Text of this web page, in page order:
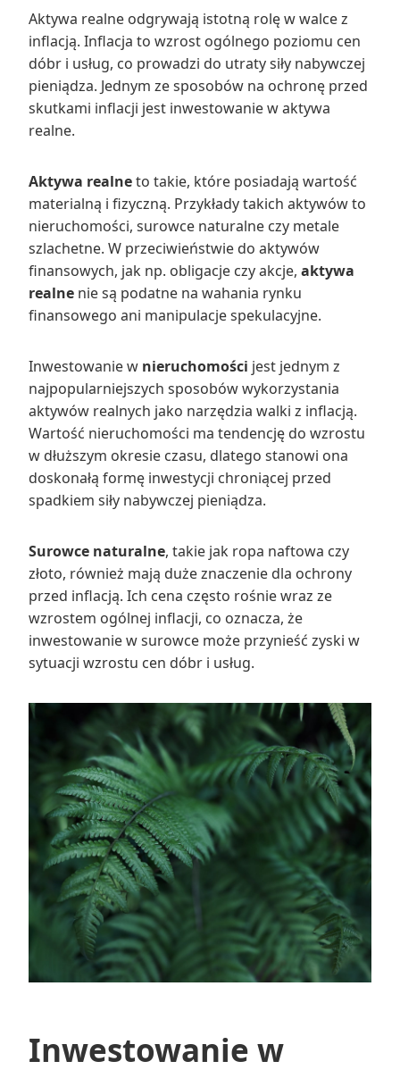
Aktywa realne odgrywają istotną rolę w walce z
inflacją. Inflacja to wzrost ogólnego poziomu cen
dóbr i usług, co prowadzi do utraty siły nabywczej
pieniądza. Jednym ze sposobów na ochronę przed
skutkami inflacji jest inwestowanie w aktywa
realne.
Aktywa realneto takie, które posiadają wartość
materialną i fizyczną. Przykłady takich aktywów to
nieruchomości, surowce naturalne czy metale
szlachetne. W przeciwieństwie do aktywów
finansowych, jak np. obligacje czy akcje, aktywa
realne nie są podatne na wahania rynku
finansowego ani manipulacje spekulacyjne.
Inwestowanie w nieruchomości jest jednym z
najpopularniejszych sposobów wykorzystania
aktywów realnych jako narzędzia walki z inflacją.
Wartość nieruchomości ma tendencję do wzrostu
w dłuższym okresie czasu, dlatego stanowi ona
doskonałą formę inwestycji chroniącej przed
spadkiem siły nabywczej pieniądza.
Surowce naturalne, takie jak ropa naftowa czy
złoto, również mają duże znaczenie dla ochrony
przed inflacją. Ich cena często rośnie wraz ze
wzrostem ogólnej inflacji, co oznacza, że
inwestowanie w surowce może przynieść zyski w
sytuacji wzrostu cen dóbr i usług.
Inwestowanie w